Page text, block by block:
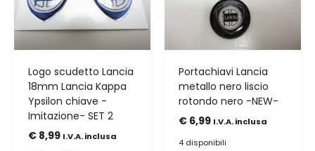
Logo scudetto Lancia
18mm Lancia Kappa
Ypsilon chiave -
Imitazione- SET 2
€ 8,99 I.V.A. inclusa
Portachiavi Lancia
metallo nero liscio
rotondo nero -NEW-
€ 6,99 I.V.A. inclusa
4 disponibili